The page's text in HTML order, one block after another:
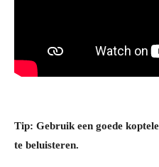
Tip: Gebruik een goede
te beluisteren.